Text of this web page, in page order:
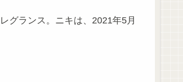
グランス。ニキは、2021年5月